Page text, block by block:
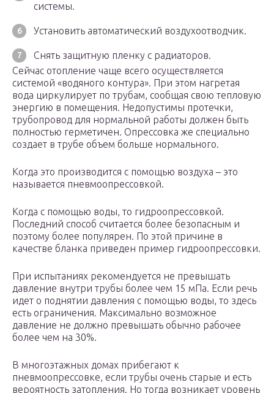
системы.
Установить автоматический воздухоотводчик.
Снять защитную пленку с радиаторов.
Сейчас отопление чаще всего осуществляется
системой «водяного контура». При этом нагретая
вода циркулирует по трубам, сообщая свою тепловую
энергию в помещения. Недопустимы протечки,
трубопровод для нормальной работы должен быть
полностью герметичен. Опрессовка же специально
создает в трубе объем больше нормального.
Когда это производится с помощью воздуха – это
называется пневмоопрессовкой.
Когда с помощью воды, то гидроопрессовкой.
Последний способ считается более безопасным и
поэтому более популярен. По этой причине в
качестве бланка приведен пример гидроопрессовки.
При испытаниях рекомендуется не превышать
давление внутри трубы более чем 15 мПа. Если речь
идет о поднятии давления с помощью воды, то здесь
есть ограничения. Максимально возможное
давление не должно превышать обычно рабочее
более чем на 30%.
В многоэтажных домах прибегают к
пневмоопрессовке, если трубы очень старые и есть
вероятность затопления. Но тогда возникает уровень